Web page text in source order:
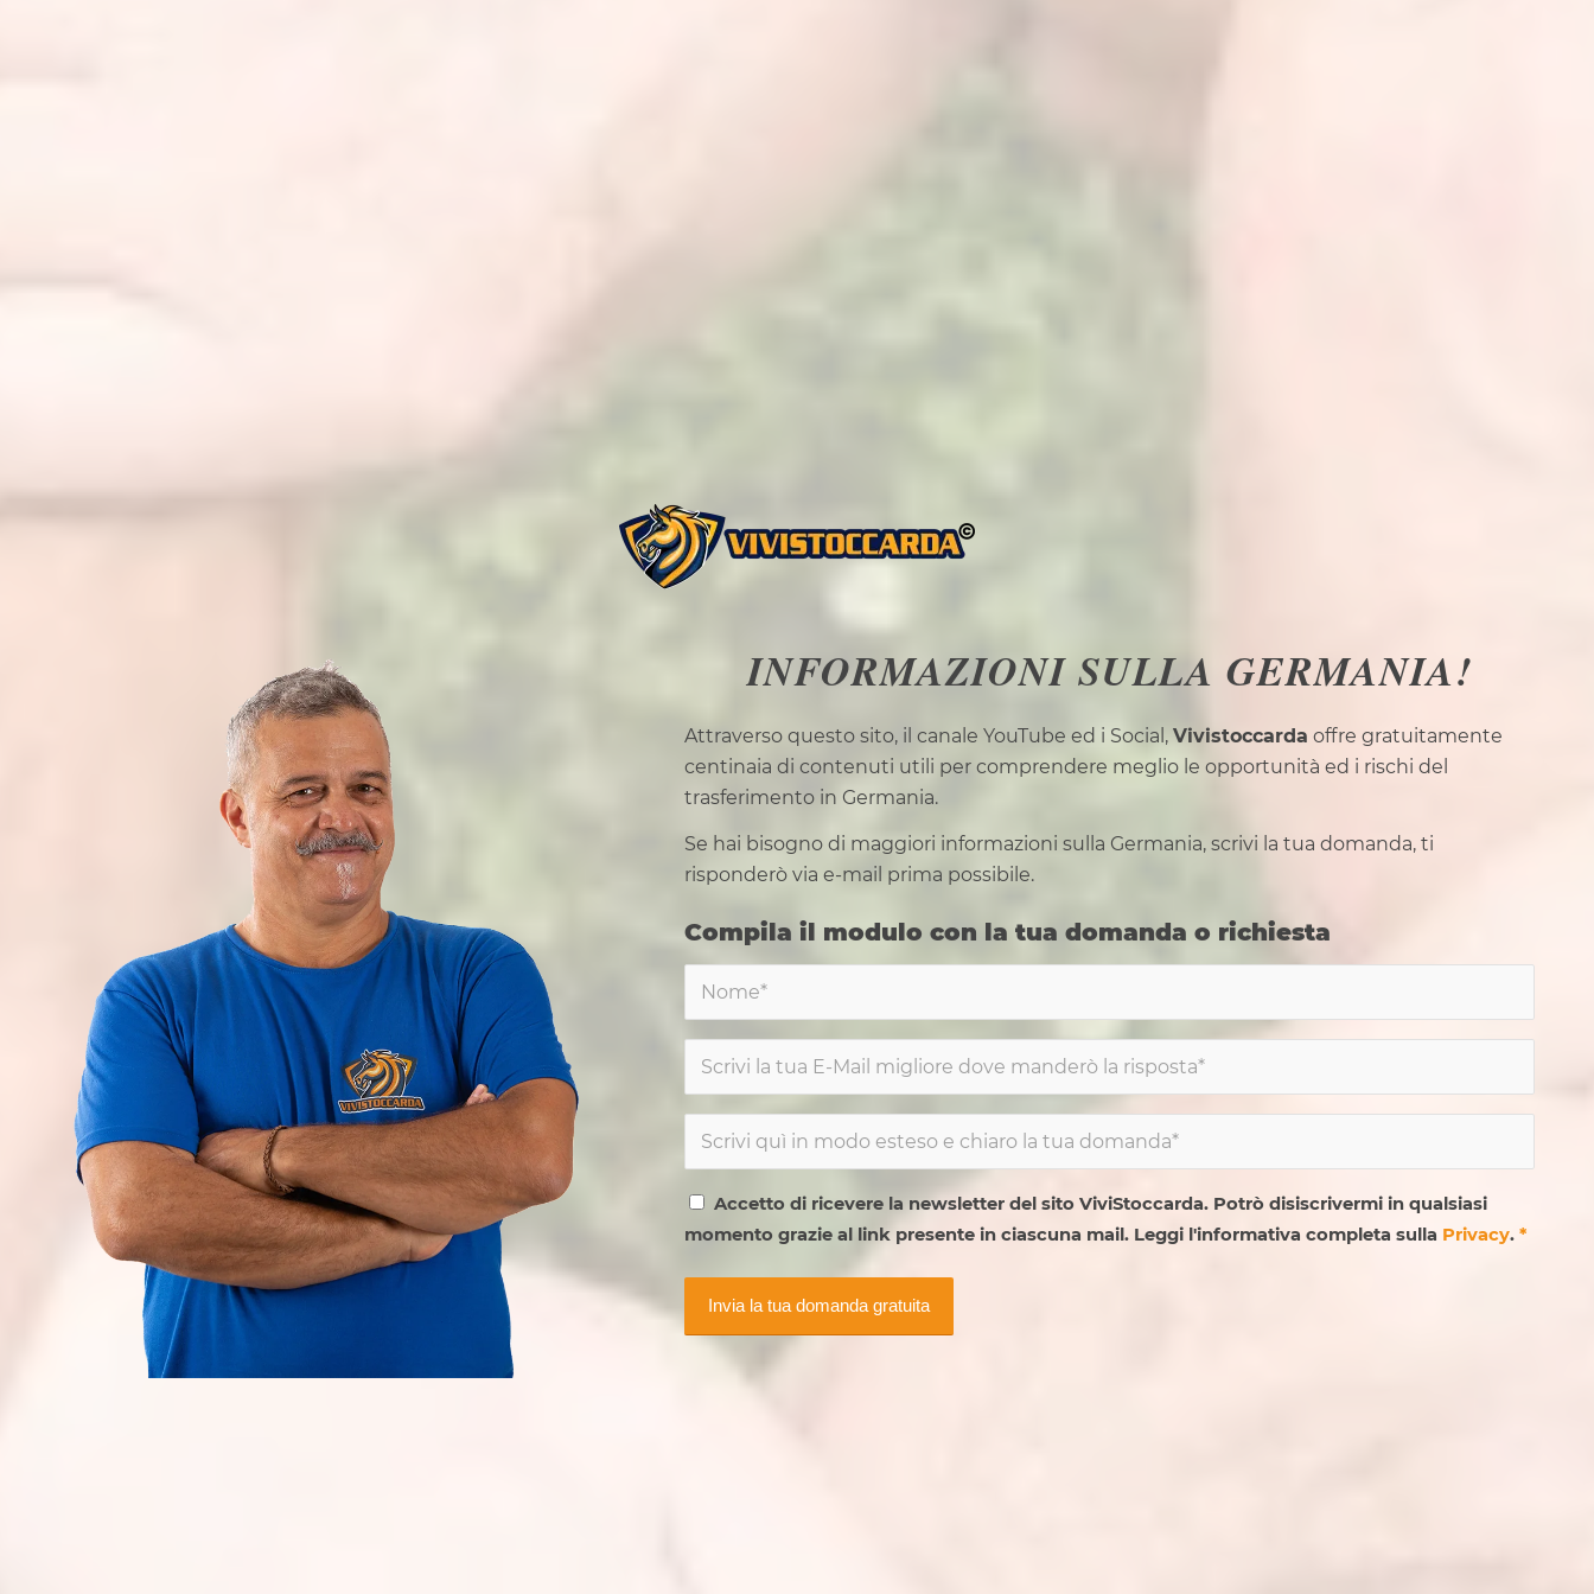
INFORMAZIONI SULLA GERMANIA!
Attraverso questo sito, il canale YouTube ed i Social,Vivistoccarda offre gratuitamente
centinaia di contenuti utili per comprendere meglio le opportunità ed i rischi del
trasferimento in Germania.
Se hai bisogno di maggiori informazioni sulla Germania, scrivi la tua domanda, ti
risponderò via e-mail prima possibile.
Compila il modulo con la tua domanda o richiesta
Accetto di ricevere la newsletter del sito ViviStoccarda. Potrò disiscrivermi in qualsiasi
momento grazie al link presente in ciascuna mail. Leggi l'informativa completa sulla Privacy.*